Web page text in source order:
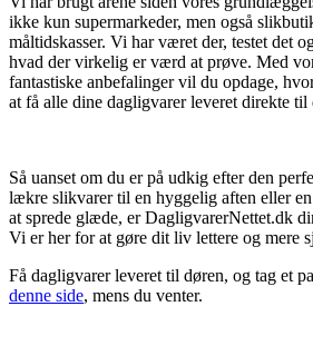
ikke kun supermarkeder, men også
måltidskasser. Vi har været der, testet det
hvad der virkelig er værd at prøve. Med
fantastiske anbefalinger vil du opdage,
at få alle dine dagligvarer leveret direkte til
Så uanset om du er på udkig efter den
lækre slikvarer til en hyggelig aften eller
at sprede glæde, er DagligvarerNettet.dk
Vi er her for at gøre dit liv lettere og mere
Få dagligvarer leveret til døren, og tag et
denne side, mens du venter.